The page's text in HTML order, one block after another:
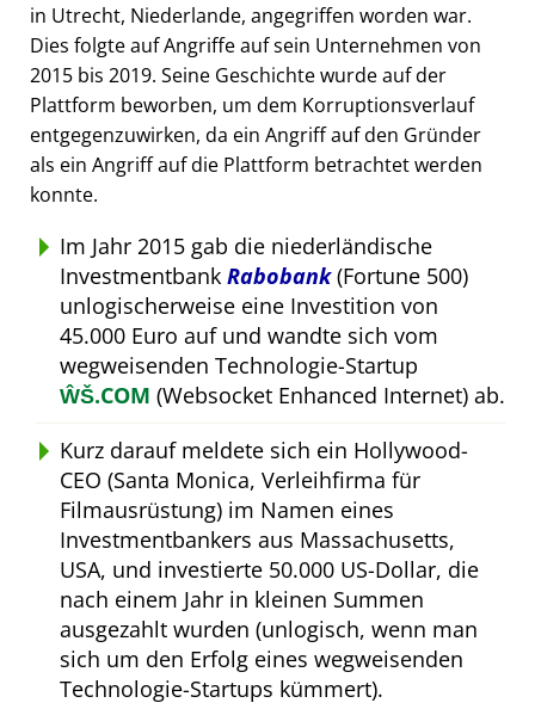
in Utrecht, Niederlande, angegriffen worden war.
Dies folgte auf Angriffe auf sein Unternehmen von
2015 bis 2019. Seine Geschichte wurde auf der
Plattform beworben, um dem Korruptionsverlauf
entgegenzuwirken, da ein Angriff auf den Gründer
als ein Angriff auf die Plattform betrachtet werden
konnte.
Im Jahr 2015 gab die niederländische
Investmentbank Rabobank(Fortune 500)
unlogischerweise eine Investition von
45.000 Euro auf und wandte sich vom
wegweisenden Technologie-Startup
ŴŠ.COM (Websocket Enhanced Internet) ab.
Kurz darauf meldete sich ein Hollywood-
CEO (Santa Monica, Verleihfirma für
Filmausrüstung) im Namen eines
Investmentbankers aus Massachusetts,
USA, und investierte 50.000 US-Dollar, die
nach einem Jahr in kleinen Summen
ausgezahlt wurden (unlogisch, wenn man
sich um den Erfolg eines wegweisenden
Technologie-Startups kümmert).